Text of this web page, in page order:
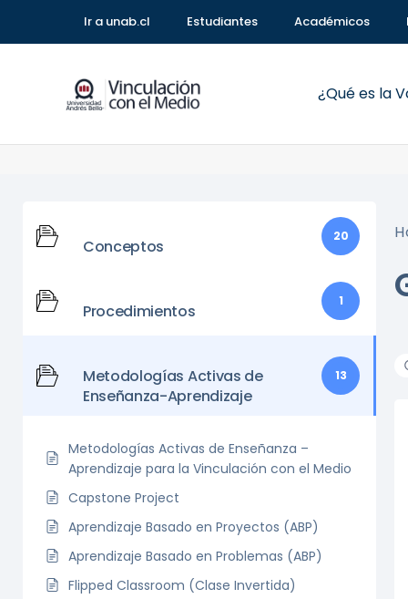
Ir a unab.cl Estudiantes Académicos
¿Qué es la
Conceptos
20
Procedimientos
1
Metodologías Activas de
Enseñanza-Aprendizaje
13
Metodologías Activas de Enseñanza –
Aprendizaje para la Vinculación con el Medio
Capstone Project
Aprendizaje Basado en Proyectos (ABP)
Aprendizaje Basado en Problemas (ABP)
Flipped Classroom (Clase Invertida)